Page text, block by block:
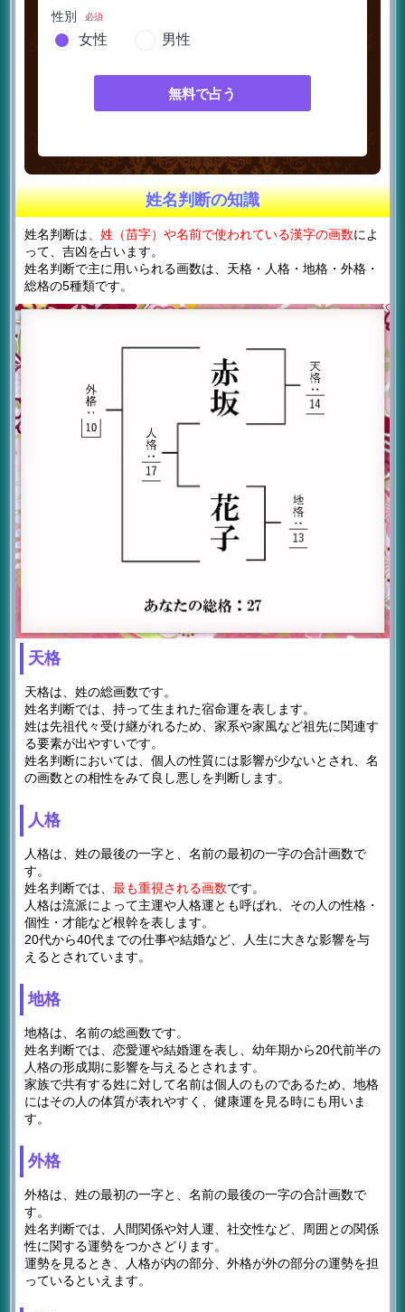
性別 必須
女性 男性
無料で占う
姓名判断の知識
姓名判断は、姓（苗字）や名前で使われている漢字の画数によ
って、吉凶を占います。
姓名判断で主に用いられる画数は、天格・人格・地格・外格・
総格の5種類です。
天格
天格は、姓の総画数です。
姓名判断では、持って生まれた宿命運を表します。
姓は先祖代々受け継がれるため、家系や家風など祖先に関連す
る要素が出やすいです。
姓名判断においては、個人の性質には影響が少ないとされ、名
の画数との相性をみて良し悪しを判断します。
人格
人格は、姓の最後の一字と、名前の最初の一字の合計画数で
す。
姓名判断では、 最も重視される画数です。
人格は流派によって主運や人格運とも呼ばれ、その人の性格・
個性・才能など根幹を表します。
20代から40代までの仕事や結婚など、人生に大きな影響を与
えるとされています。
地格
地格は、名前の総画数です。
姓名判断では、恋愛運や結婚運を表し、幼年期から20代前半の
人格の形成期に影響を与えるとされます。
家族で共有する姓に対して名前は個人のものであるため、地格
にはその人の体質が表れやすく、健康運を見る時にも用いま
す。
外格
外格は、姓の最初の一字と、名前の最後の一字の合計画数で
す。
姓名判断では、人間関係や対人運、社交性など、周囲との関係
性に関する運勢をつかさどります。
運勢を見るとき、人格が内の部分、外格が外の部分の運勢を担
っているといえます。